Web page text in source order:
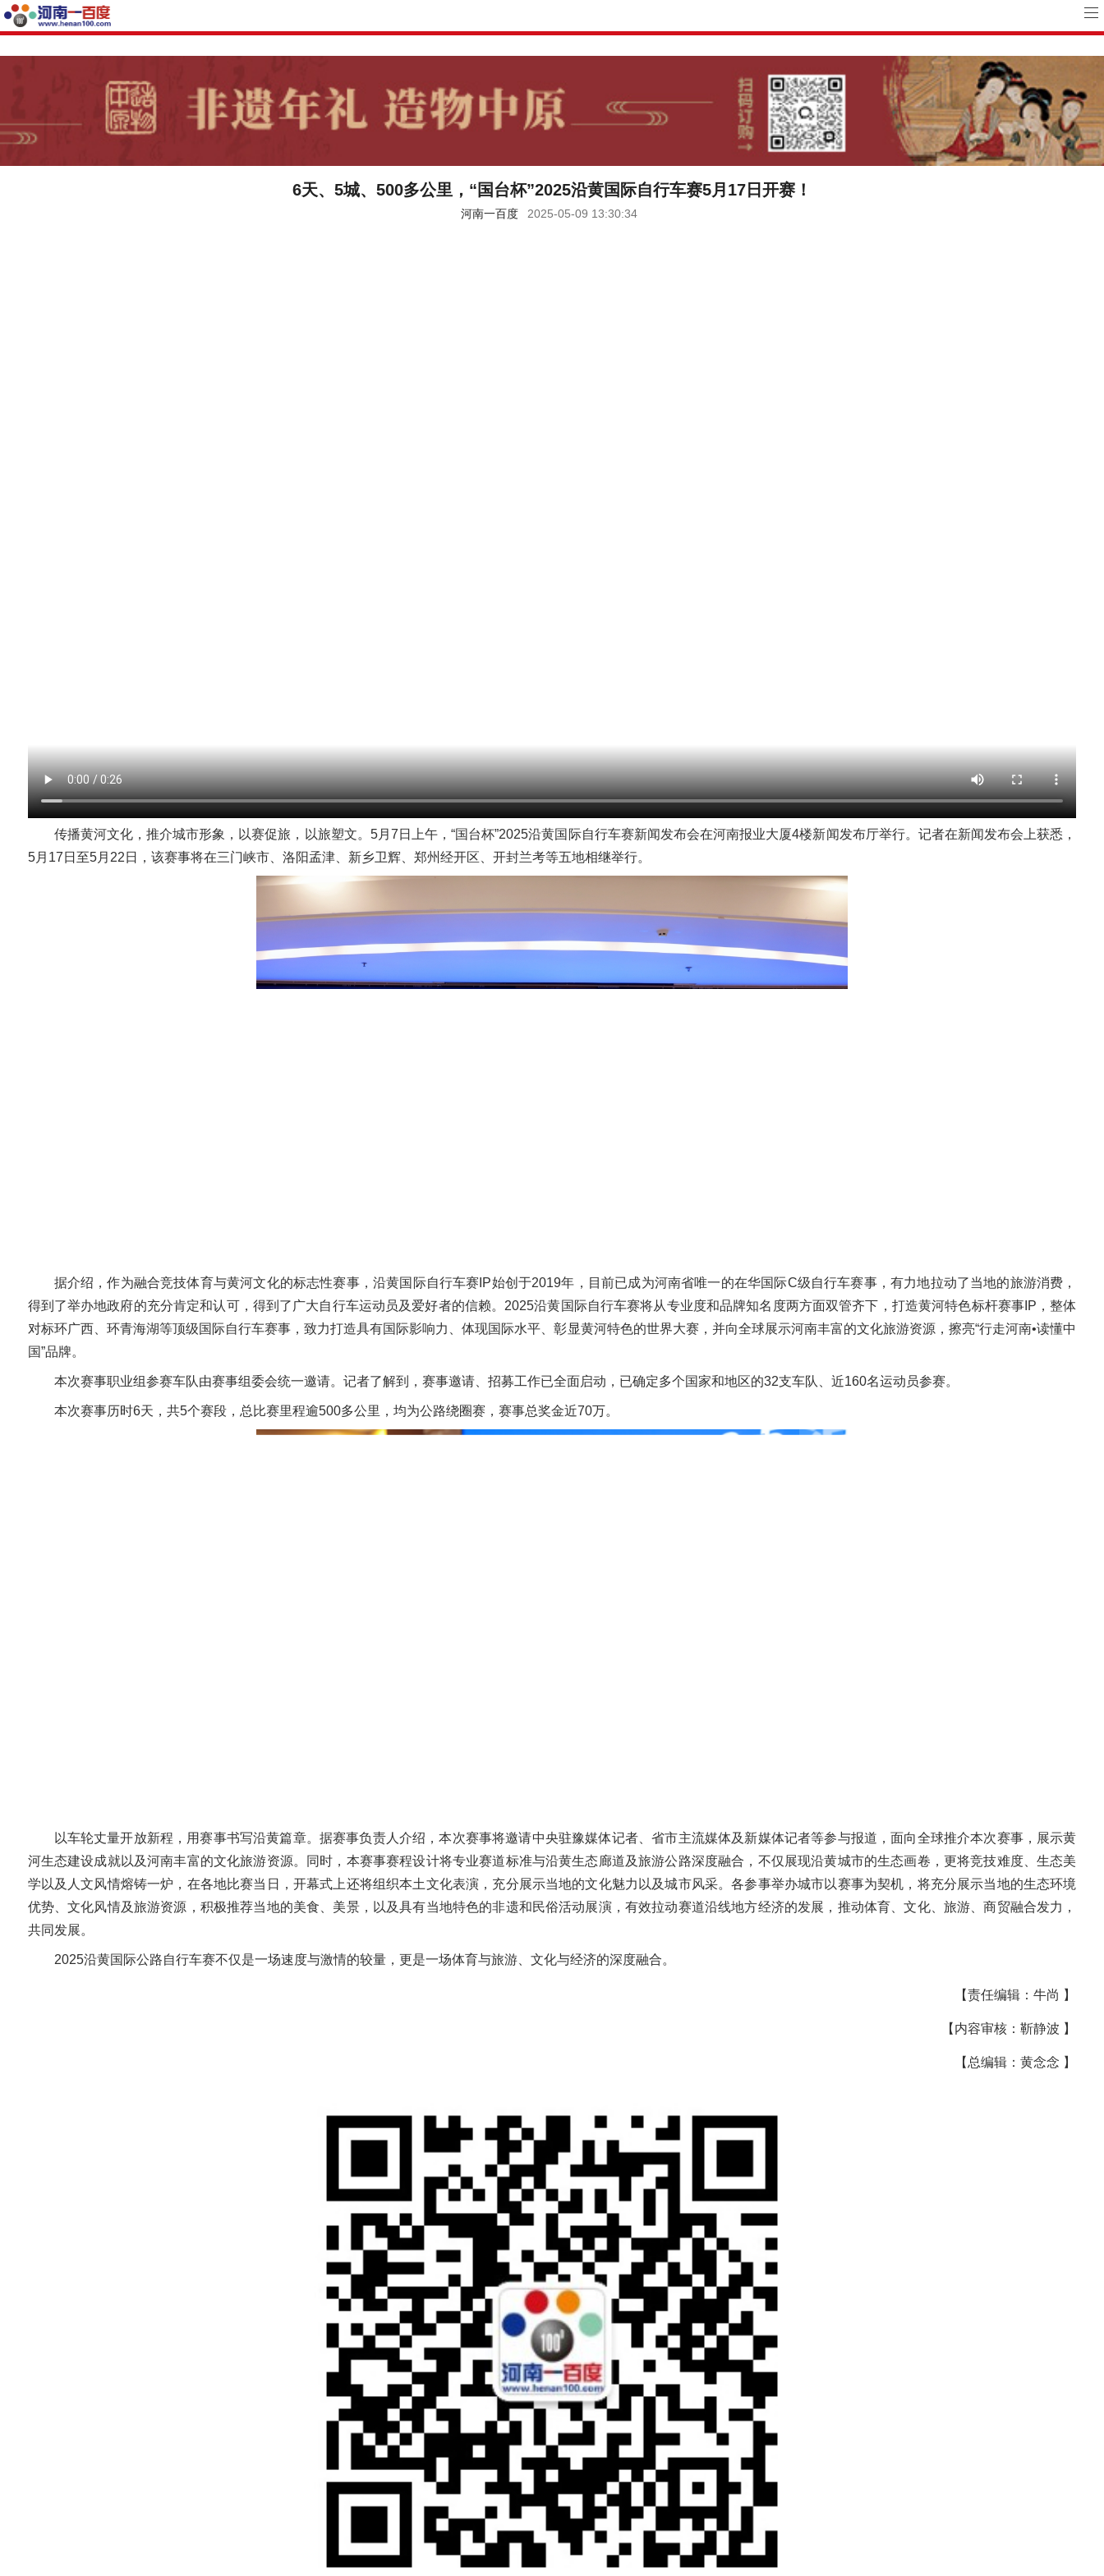
6天、5城、500多公里，“国台杯”2025沿黄国际自行车赛5月17日开赛！
河南一百度 2025-05-09 13:30:34
传播黄河文化，推介城市形象，以赛促旅，以旅塑文。5月7日上午，“国台杯”2025沿黄国际自行车赛新闻发布会在河南报业大厦4楼新闻发布厅举行。记者在新闻发布会上获悉，
5月17日至5月22日，该赛事将在三门峡市、洛阳孟津、新乡卫辉、郑州经开区、开封兰考等五地相继举行。
据介绍，作为融合竞技体育与黄河文化的标志性赛事，沿黄国际自行车赛IP始创于2019年，目前已成为河南省唯一的在华国际C级自行车赛事，有力地拉动了当地的旅游消费，
得到了举办地政府的充分肯定和认可，得到了广大自行车运动员及爱好者的信赖。2025沿黄国际自行车赛将从专业度和品牌知名度两方面双管齐下，打造黄河特色标杆赛事IP，整体
对标环广西、环青海湖等顶级国际自行车赛事，致力打造具有国际影响力、体现国际水平、彰显黄河特色的世界大赛，并向全球展示河南丰富的文化旅游资源，擦亮“行走河南•读懂中
国”品牌。
本次赛事职业组参赛车队由赛事组委会统一邀请。记者了解到，赛事邀请、招募工作已全面启动，已确定多个国家和地区的32支车队、近160名运动员参赛。
本次赛事历时6天，共5个赛段，总比赛里程逾500多公里，均为公路绕圈赛，赛事总奖金近70万。
以车轮丈量开放新程，用赛事书写沿黄篇章。据赛事负责人介绍，本次赛事将邀请中央驻豫媒体记者、省市主流媒体及新媒体记者等参与报道，面向全球推介本次赛事，展示黄
河生态建设成就以及河南丰富的文化旅游资源。同时，本赛事赛程设计将专业赛道标准与沿黄生态廊道及旅游公路深度融合，不仅展现沿黄城市的生态画卷，更将竞技难度、生态美
学以及人文风情熔铸一炉，在各地比赛当日，开幕式上还将组织本土文化表演，充分展示当地的文化魅力以及城市风采。各参事举办城市以赛事为契机，将充分展示当地的生态环境
优势、文化风情及旅游资源，积极推荐当地的美食、美景，以及具有当地特色的非遗和民俗活动展演，有效拉动赛道沿线地方经济的发展，推动体育、文化、旅游、商贸融合发力，
共同发展。
2025沿黄国际公路自行车赛不仅是一场速度与激情的较量，更是一场体育与旅游、文化与经济的深度融合。
【责任编辑：牛尚 】
【内容审核：靳静波 】
【总编辑：黄念念 】